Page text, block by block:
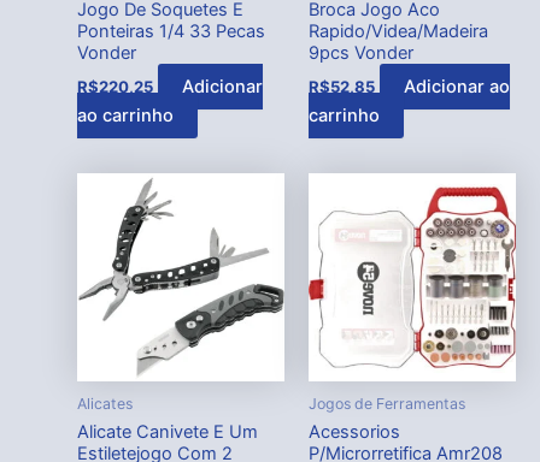
Jogo De Soquetes E
Ponteiras 1/4 33 Pecas
Vonder
R$220,25
Adicionar
ao carrinho
Broca Jogo Aco
Rapido/Videa/Madeira
9pcs Vonder
R$52,85
Adicionar ao
carrinho
Alicates
Alicate Canivete E Um
Estiletejogo Com 2
Jogos de Ferramentas
Acessorios
P/Microrretifica Amr208